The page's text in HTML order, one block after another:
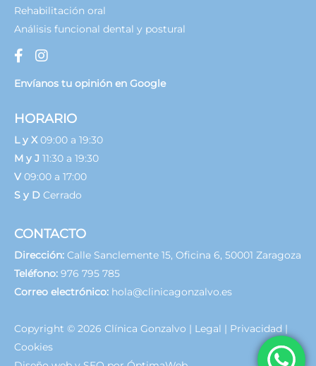
Rehabilitación oral
Análisis funcional dental y postural
Envíanos tu opinión en Google
HORARIO
L y X09:00 a 19:30
M y J 11:30 a 19:30
V 09:00 a 17:00
S y D Cerrado
CONTACTO
Dirección: Calle Sanclemente 15, Oficina 6, 50001 Zaragoza
Teléfono: 976 795 785
Correo electrónico: hola@clinicagonzalvo.es
Copyright © 2026 Clínica Gonzalvo | Legal | Privacidad |
Cookies